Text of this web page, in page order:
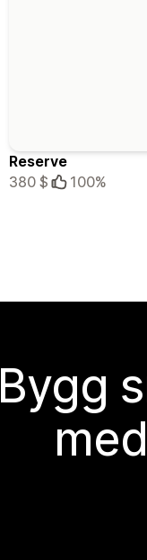
Reserve
380 $
100%
Bygg